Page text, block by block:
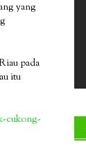
yang
pada
itu
cukong-